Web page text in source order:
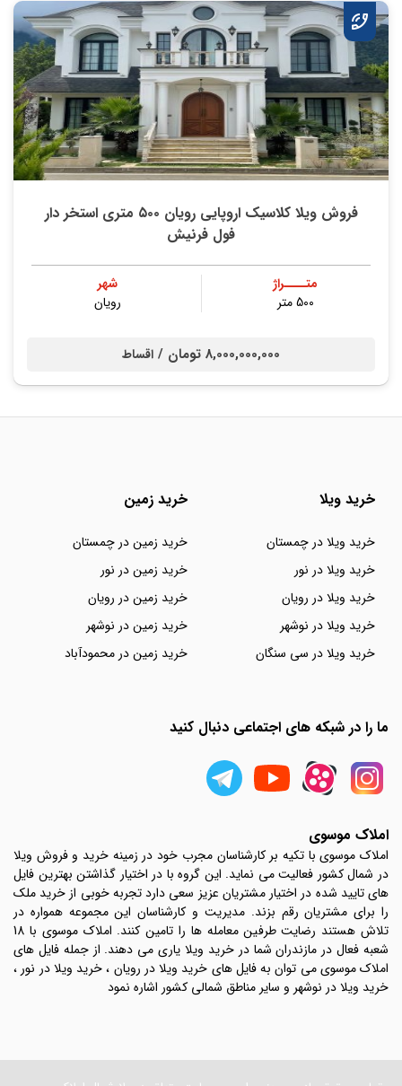
فروش ویلا کلاسیک اروپایی رویان ۵۰۰ متری استخر دار
فول فرنیش
متــــراژ
500 متر
شهر
رویان
8,000,000,000 تومان / اقساط
خرید ویلا
خرید ویلا در چمستان
خرید ویلا در نور
خرید ویلا در رویان
خرید ویلا در نوشهر
خرید ویلا در سی سنگان
خرید زمین
خرید زمین در چمستان
خرید زمین در نور
خرید زمین در رویان
خرید زمین در نوشهر
خرید زمین در محمودآباد
ما را در شبکه های اجتماعی دنبال کنید
املاک موسوی
املاک موسوی با تکیه بر کارشناسان مجرب خود در زمینه خرید و فروش ویلا
در شمال کشور فعالیت می نماید. این گروه با در اختیار گذاشتن بهترین فایل
های تایید شده در اختیار مشتریان عزیز سعی دارد تجربه خوبی از خرید ملک
را برای مشتریان رقم بزند. مدیریت و کارشناسان این مجموعه همواره در
تلاش هستند رضایت طرفین معامله ها را تامین کنند. املاک موسوی با 18
شعبه فعال در مازندران شما در خرید ویلا یاری می دهند. از جمله فایل های
املاک موسوی می توان به فایل های خرید ویلا در رویان ، خرید ویلا در نور ،
خرید ویلا در نوشهر و سایر مناطق شمالی کشور اشاره نمود